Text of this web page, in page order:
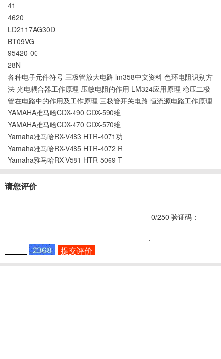
41
4620
LD2117AG30D
BT09VG
95420-00
28N
各种电子元件符号 三极管放大电路 lm358中文资料 色环电阻识别方
法 光电耦合器工作原理 压敏电阻的作用 LM324应用原理 稳压二极
管在电路中的作用及工作原理 三极管开关电路 恒流源电路工作原理
YAMAHA雅马哈CDX-490 CDX-590维
YAMAHA雅马哈CDX-470 CDX-570维
Yamaha雅马哈RX-V483 HTR-4071功
Yamaha雅马哈RX-V485 HTR-4072 R
Yamaha雅马哈RX-V581 HTR-5069 T
请您评价
0/250 验证码：